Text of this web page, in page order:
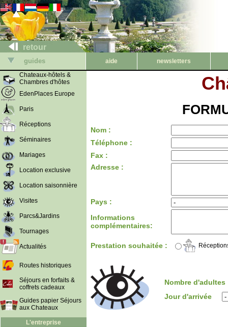
retour
guides aide
newsletters
Chateaux-hôtels &
Chambres d'hôtes
EdenPlaces Europe
Paris
Réceptions
Séminaires
Mariages
Location exclusive
Location saisonnière
Visites
Parcs&Jardins
Tournages
Actualités
Routes historiques
Séjours en forfaits &
coffrets cadeaux
Guides papier Séjours
aux Chateaux
L'entreprise
Nom :
Téléphone :
Fax :
Adresse :
Pays :
Informations
complémentaires:
Prestation souhaitée :
Nombre
Jour d'arrivée